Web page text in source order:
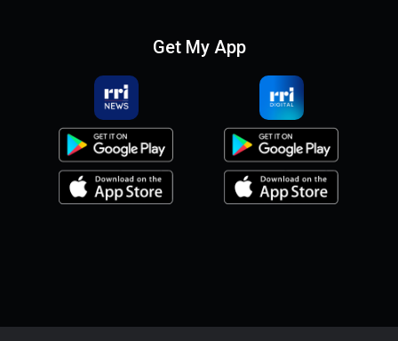
Get My App